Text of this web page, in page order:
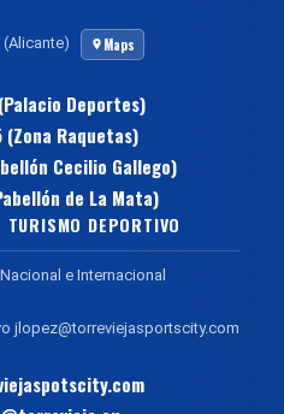
(Alicante) Maps
Deportes)
(Zona Raquetas)
Cecilio Gallego)
de La Mata)
TURISMO DEPORTIVO
e Internacional
jlopez@torreviejasportscity.com